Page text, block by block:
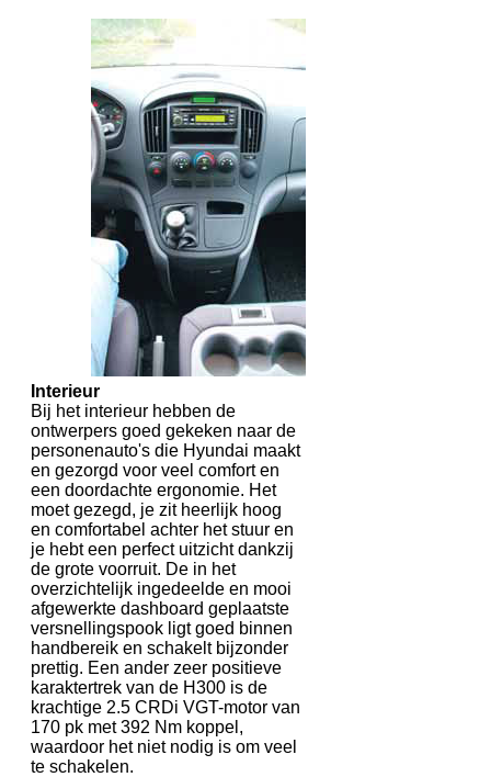
Interieur
Bij het interieur hebben de
ontwerpers goed gekeken naar de
personenauto's die Hyundai maakt
en gezorgd voor veel comfort en
een doordachte ergonomie. Het
moet gezegd, je zit heerlijk hoog
en comfortabel achter het stuur en
je hebt een perfect uitzicht dankzij
de grote voorruit. De in het
overzichtelijk ingedeelde en mooi
afgewerkte dashboard geplaatste
versnellingspook ligt goed binnen
handbereik en schakelt bijzonder
prettig. Een ander zeer positieve
karaktertrek van de H300 is de
krachtige 2.5 CRDi VGT-motor van
170 pk met 392 Nm koppel,
waardoor het niet nodig is om veel
te schakelen.